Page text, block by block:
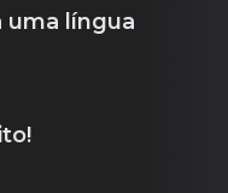
uma língua